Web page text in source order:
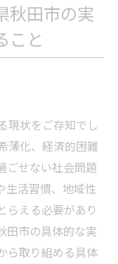
秋田市の実
こと
現状をご存知でし
薄化、経済的困難
ごせない社会問題
生活習慣、地域性
らえる必要があり
田市の具体的な実
ら取り組める具体